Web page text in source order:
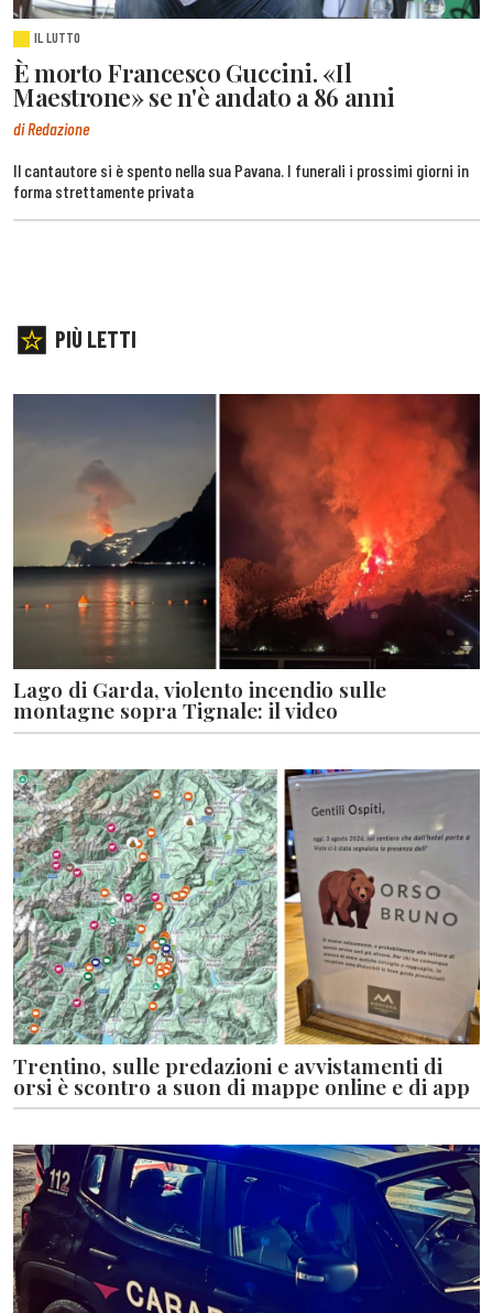
IL LUTTO
È morto Francesco Guccini. «Il
Maestrone» se n'è andato a 86 anni
di Redazione
Il cantautore si è spento nella sua Pavana. I funerali i prossimi giorni in
forma strettamente privata
PIÙ LETTI
Lago di Garda, violento incendio sulle
montagne sopra Tignale: il video
Trentino, sulle predazioni e avvistamenti di
orsi è scontro a suon di mappe online e di app